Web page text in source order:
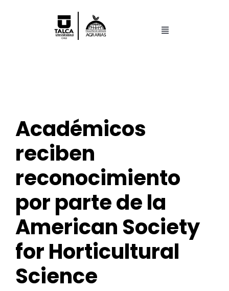
Toggle
Postgrado
Centros y Laboratorios
Search
for:
Académicos
reciben
reconocimiento
por parte de la
American Society
for Horticultural
Science